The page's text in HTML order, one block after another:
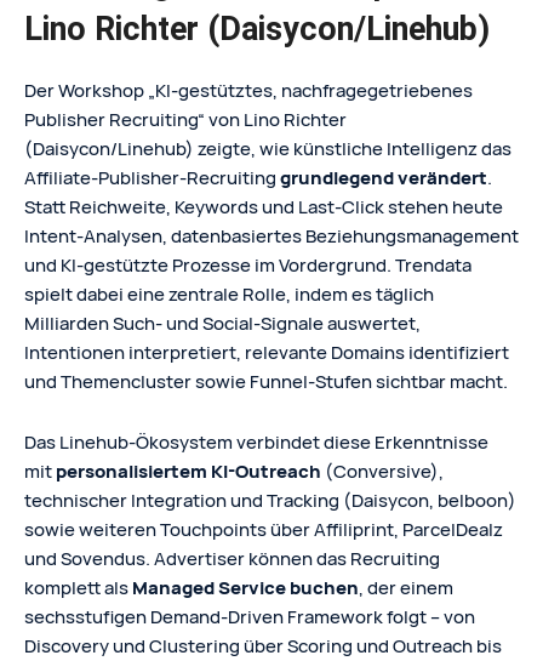
Lino Richter (Daisycon/Linehub)
Der Workshop „KI-gestütztes, nachfragegetriebenes
Publisher Recruiting“ von Lino Richter
(Daisycon/Linehub) zeigte, wie künstliche Intelligenz das
Affiliate-Publisher-Recruitinggrundlegend verändert.
Statt Reichweite, Keywords und Last-Click stehen heute
Intent-Analysen, datenbasiertes Beziehungsmanagement
und KI-gestützte Prozesse im Vordergrund. Trendata
spielt dabei eine zentrale Rolle, indem es täglich
Milliarden Such- und Social-Signale auswertet,
Intentionen interpretiert, relevante Domains identifiziert
und Themencluster sowie Funnel-Stufen sichtbar macht.
Das Linehub-Ökosystem verbindet diese Erkenntnisse
mitpersonalisiertem KI-Outreach (Conversive),
technischer Integration und Tracking (Daisycon, belboon)
sowie weiteren Touchpoints über Affiliprint, ParcelDealz
und Sovendus. Advertiser können das Recruiting
komplett alsManaged Service buchen, der einem
sechsstufigen Demand-Driven Framework folgt – von
Discovery und Clustering über Scoring und Outreach bis